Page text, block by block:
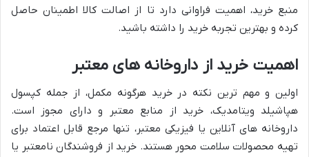
منبع خرید، اهمیت فراوانی دارد تا از اصالت کالا اطمینان حاصل
کرده و بهترین تجربه خرید را داشته باشید.
اهمیت خرید از داروخانه های معتبر
اولین و مهم ترین نکته در خرید هرگونه مکمل، از جمله کپسول
هپاشیلد ویتامدیک، خرید از منابع معتبر و دارای مجوز است.
داروخانه های آنلاین یا فیزیکی معتبر، تنها مرجع قابل اعتماد برای
تهیه محصولات سلامت محور هستند. خرید از فروشندگان نامعتبر یا